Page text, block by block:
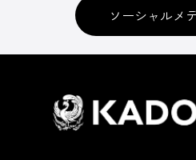
ソーシャルメ